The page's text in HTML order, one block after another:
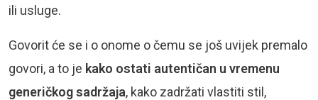
ili usluge.
Govorit će se i o onome o čemu se još uvijek premalo
govori, a to je kako ostati autentičan u vremenu
generičkog sadržaja, kako zadržati vlastiti stil,